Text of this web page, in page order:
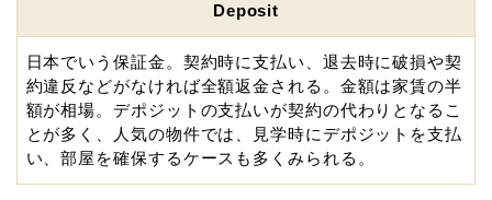
Deposit
日本でいう保証金。契約時に支払い、退去時に破損や契
約違反などがなければ全額返金される。金額は家賃の半
額が相場。デポジットの支払いが契約の代わりとなるこ
とが多く、人気の物件では、見学時にデポジットを支払
い、部屋を確保するケースも多くみられる。